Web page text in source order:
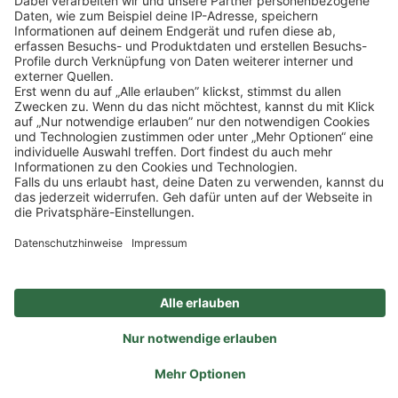
Mehr Informationen
Akzeptieren
Powered by
Impressum Datenschutz
Privatsphäre-Einstellungen
Veranstaltungen
FAQ
Sitemap